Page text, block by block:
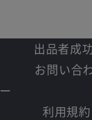
出品者成
お問い合
利用規約